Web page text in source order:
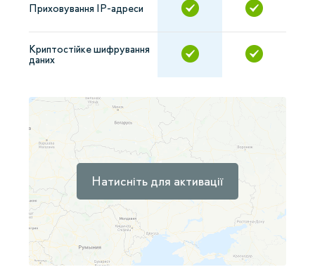
Приховування IP-адреси
Криптостійке шифрування
даних
Натисніть для активації